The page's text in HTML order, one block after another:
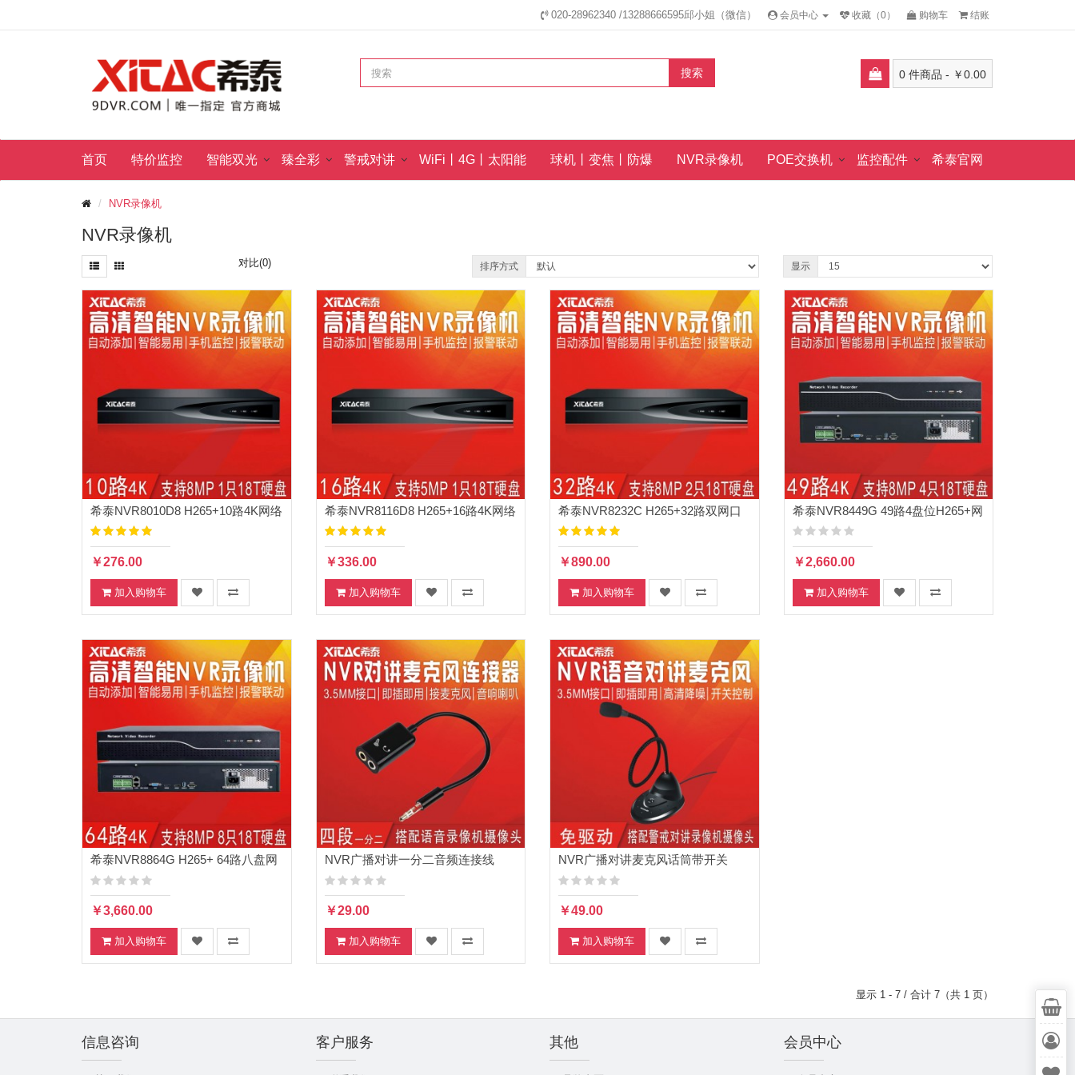
020-28962340 /13288666595邱小姐（微信） 会员中心 收藏（0） 购物车 结账
搜索 0 件商品 - ￥0.00
首页 特价监控 智能双光 臻全彩 警戒对讲 WiFi丨4G丨太阳能 球机丨变焦丨防爆 NVR录像机 POE交换机 监控配件 希泰官网
NVR录像机
NVR录像机
对比(0) 排序方式 显示
希泰NVR8010D8 H265+10路4K网络
高清录像机
￥276.00
加入购物车
希泰NVR8116D8 H265+16路4K网络
高清录像机
￥336.00
加入购物车
希泰NVR8232C H265+32路双网口
双盘网络高清录像机
￥890.00
加入购物车
希泰NVR8449G 49路4盘位H265+网
络高清监控录像机
￥2,660.00
加入购物车
希泰NVR8864G H265+ 64路八盘网
络高清监控录像机
￥3,660.00
加入购物车
NVR广播对讲一分二音频连接线
￥29.00
加入购物车
NVR广播对讲麦克风话筒带开关
￥49.00
加入购物车
显示 1 - 7 / 合计 7（共 1 页）
信息咨询 客户服务 其他 会员中心